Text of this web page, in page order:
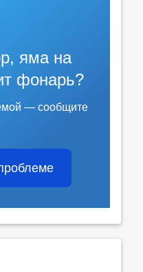
яма на
фонарь?
— сообщите